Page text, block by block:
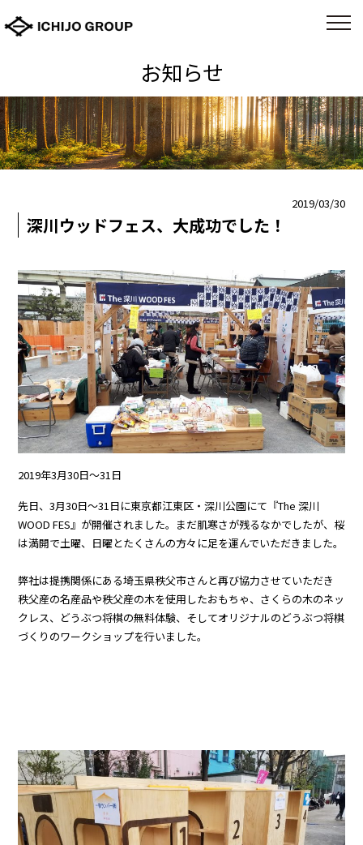
お知らせ
2019/03/30
深川ウッドフェス、大成功でした！
2019年3月30日～31日
先日、3月30日～31日に東京都江東区・深川公園にて『The 深川
WOOD FES』が開催されました。まだ肌寒さが残るなかでしたが、桜
は満開で土曜、日曜とたくさんの方々に足を運んでいただきました。
弊社は提携関係にある埼玉県秩父市さんと再び協力させていただき
秩父産の名産品や秩父産の木を使用したおもちゃ、さくらの木のネッ
クレス、どうぶつ将棋の無料体験、そしてオリジナルのどうぶつ将棋
づくりのワークショップを行いました。